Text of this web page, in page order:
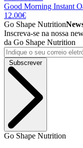
Good Morning Instant
12.00€
Go Shape Nutrition
Inscreva-se na nossa
da Go Shape Nutrition
Subscrever
Go Shape Nutrition